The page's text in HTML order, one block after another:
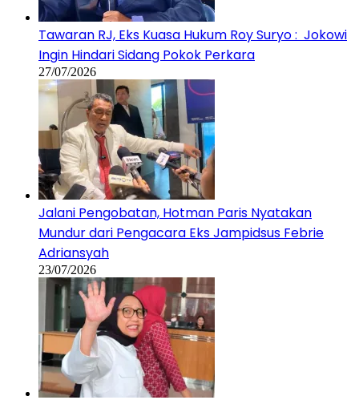
Tawaran RJ, Eks Kuasa Hukum Roy Suryo : Jokowi
Ingin Hindari Sidang Pokok Perkara
27/07/2026
Jalani Pengobatan, Hotman Paris Nyatakan
Mundur dari Pengacara Eks Jampidsus Febrie
Adriansyah
23/07/2026